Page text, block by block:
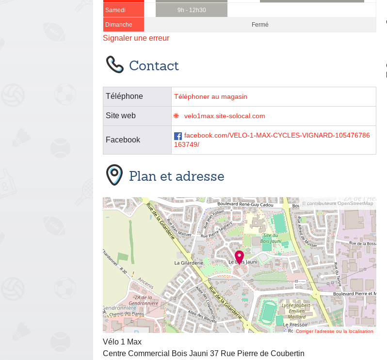
Samedi 9h - 12h30
Dimanche Fermé
Signaler une erreur
Contact
Téléphone Téléphoner au magasin
Site web velo1max.site-solocal.com
Facebook
facebook.com/VELO-1-MAX-CYCLES-VIGNARD-105476786
163749/
Plan et adresse
© contributeurs OpenStreetMap
Corriger l’adresse ou la localisation
Vélo 1 Max
Centre Commercial Bois Jauni 37 Rue Pierre de Coubertin